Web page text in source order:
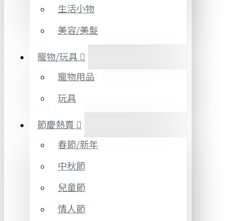
生活小物
美容/美髮
寵物/玩具
寵物用品
玩具
節慶熱賣
春節/新年
中秋節
兒童節
情人節